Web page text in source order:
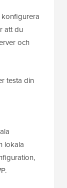
att du
och
testa din
lokala